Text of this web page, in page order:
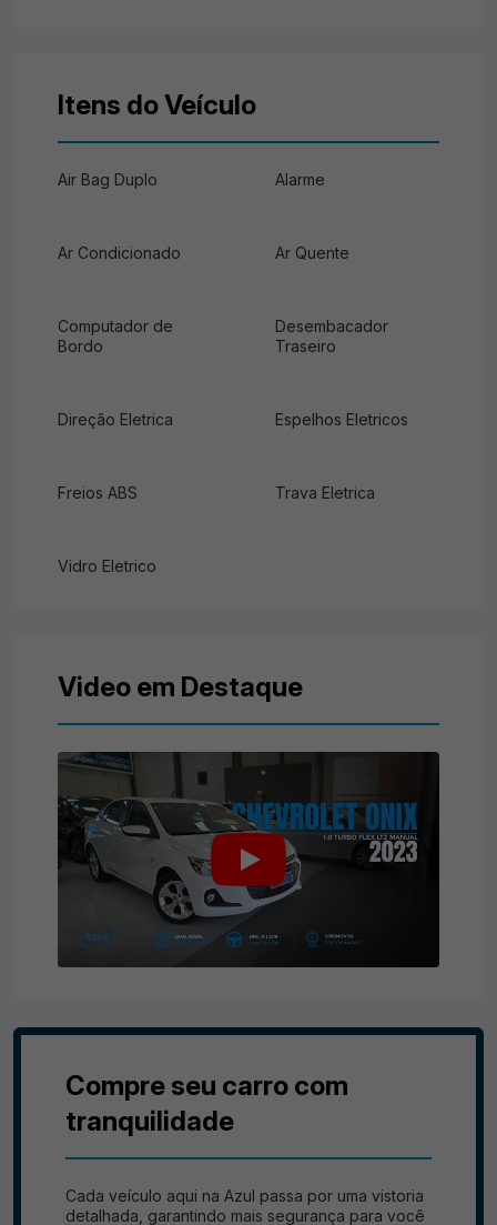
Itens do Veículo
Air Bag Duplo Alarme
Ar Condicionado Ar Quente
Computador de
Bordo
Desembacador
Traseiro
Direção Eletrica Espelhos Eletricos
Freios ABS Trava Eletrica
Vidro Eletrico
Video em Destaque
Compre seu carro com
tranquilidade
Cada veículo aqui na Azul passa por uma vistoria
detalhada, garantindo mais segurança para você